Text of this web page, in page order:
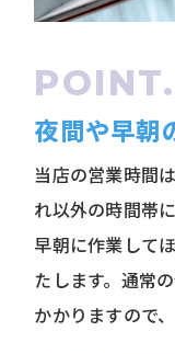
夜間や早朝
当店の営業時間
れ以外の時間帯
早朝に作業して
たします。通常
かかりますので